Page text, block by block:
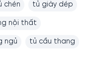
chén tủ giày dép
nội thất
ngủ tủ cầu thang